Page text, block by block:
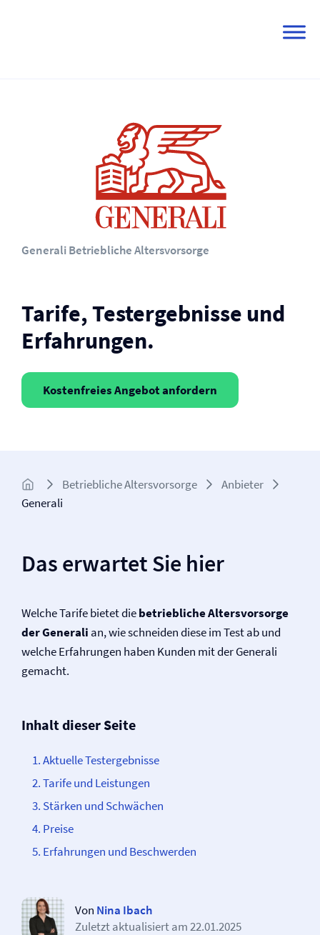
Generali Betriebliche Altersvorsorge
Tarife, Testergebnisse und
Erfahrungen.
Kostenfreies Angebot anfordern
Betriebliche Altersvorsorge
Anbieter
Generali
Das erwartet Sie hier
Welche Tarife bietet diebetriebliche Altersvorsorge
der Generali an, wie schneiden diese im Test ab und
welche Erfahrungen haben Kunden mit der Generali
gemacht.
Inhalt dieser Seite
Aktuelle Testergebnisse
Tarife und Leistungen
Stärken und Schwächen
Preise
Erfahrungen und Beschwerden
Von Nina Ibach
Zuletzt aktualisiert am22.01.2025